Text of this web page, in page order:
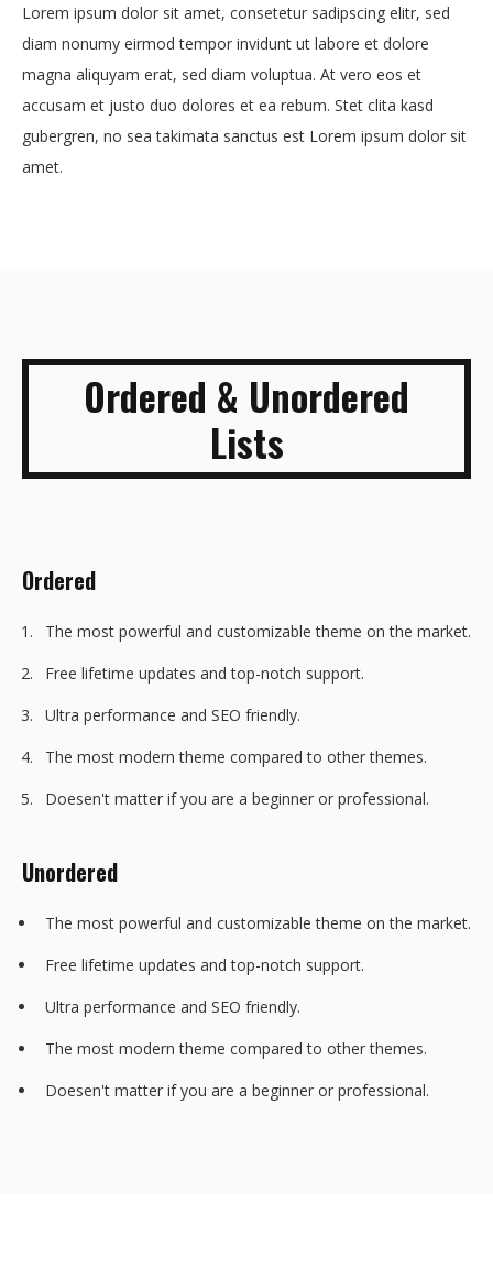
Lorem ipsum dolor sit amet, consetetur sadipscing elitr, sed
diam nonumy eirmod tempor invidunt ut labore et dolore
magna aliquyam erat, sed diam voluptua. At vero eos et
accusam et justo duo dolores et ea rebum. Stet clita kasd
gubergren, no sea takimata sanctus est Lorem ipsum dolor sit
amet.
Ordered & Unordered
Lists
Ordered
The most powerful and customizable theme on the market.
Free lifetime updates and top-notch support.
Ultra performance and SEO friendly.
The most modern theme compared to other themes.
Doesen't matter if you are a beginner or professional.
Unordered
The most powerful and customizable theme on the market.
Free lifetime updates and top-notch support.
Ultra performance and SEO friendly.
The most modern theme compared to other themes.
Doesen't matter if you are a beginner or professional.